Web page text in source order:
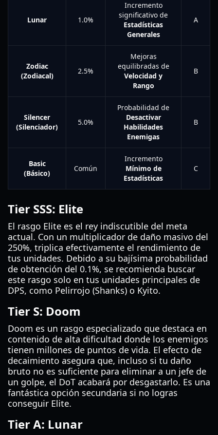
Lunar 1.0%
Incremento
significativo de
Estadísticas
Generales
A
Zodiac
(Zodiacal)
2.5%
Mejoras
equilibradas de
Velocidad y
Rango
B
Silencer
(Silenciador)
5.0%
Probabilidad de
Desactivar
Habilidades
Enemigas
B
Basic
(Básico)
Común
Incremento
Mínimo de
Estadísticas
C
Tier SSS: Elite
El rasgo Elite es el rey indiscutible del meta
actual. Con un multiplicador de daño masivo del
250%, triplica efectivamente el rendimiento de
tus unidades. Debido a su bajísima probabilidad
de obtención del 0.1%, se recomienda buscar
este rasgo solo en tus unidades principales de
DPS, como Pelirrojo (Shanks) o Kyito.
Tier S: Doom
Doom es un rasgo especializado que destaca en
contenido de alta dificultad donde los enemigos
tienen millones de puntos de vida. El efecto de
decaimiento asegura que, incluso si tu daño
bruto no es suficiente para eliminar a un jefe de
un golpe, el DoT acabará por desgastarlo. Es una
fantástica opción secundaria si no logras
conseguir Elite.
Tier A: Lunar